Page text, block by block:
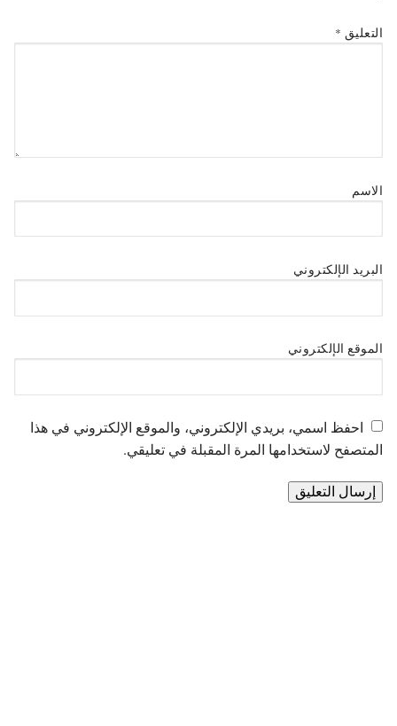
التعليق *
الاسم
البريد الإلكتروني
الموقع الإلكتروني
احفظ اسمي، بريدي الإلكتروني، والموقع الإلكتروني في هذا
المتصفح لاستخدامها المرة المقبلة في تعليقي.